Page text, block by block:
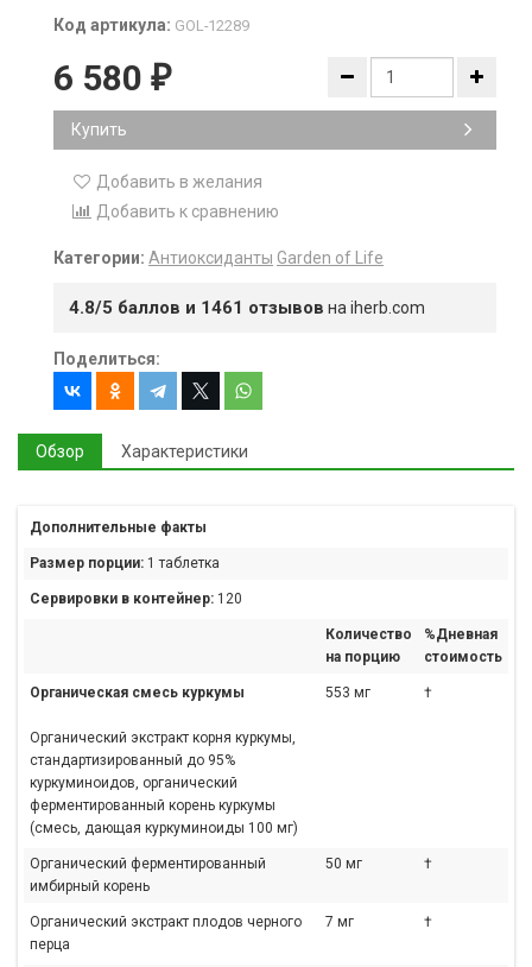
Код артикула: GOL-12289
6 580 ₽
Купить
Добавить в желания
Добавить к сравнению
Категории: Антиоксиданты Garden of Life
4.8/5 баллов и 1461 отзывов на iherb.com
Поделиться:
Обзор Характеристики
Дополнительные факты
Размер порции: 1 таблетка
Сервировки в контейнер: 120
Количество
на порцию
%Дневная
стоимость
Органическая смесь куркумы
Органический экстракт корня куркумы,
стандартизированный до 95%
куркуминоидов, органический
ферментированный корень куркумы
(смесь, дающая куркуминоиды 100 мг)
553 мг †
Органический ферментированный
имбирный корень
50 мг †
Органический экстракт плодов черного
перца
7 мг †